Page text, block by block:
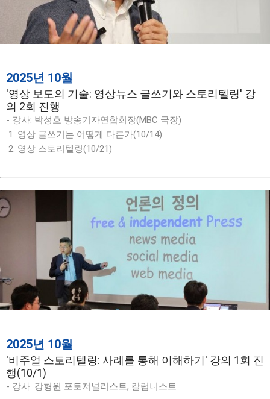
2025년 10월
'영상 보도의 기술: 영상뉴스 글쓰기와 스토리텔링' 강
의 2회 진행
- 강사: 박성호 방송기자연합회장(MBC 국장)
1. 영상 글쓰기는 어떻게 다른가(10/14)
2. 영상 스토리텔링(10/21)
2025년 10월
'비주얼 스토리텔링: 사례를 통해 이해하기' 강의 1회 진
행(10/1)
- 강사: 강형원 포토저널리스트, 칼럼니스트